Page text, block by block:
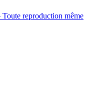
reproduction même